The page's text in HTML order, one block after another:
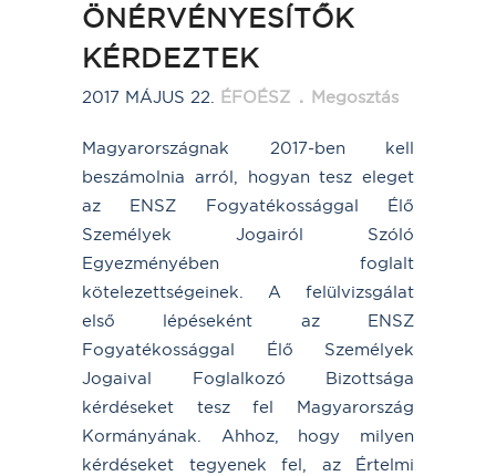
ÖNÉRVÉNYESÍTŐK
KÉRDEZTEK
2017 MÁJUS 22. ÉFOÉSZ Megosztás
Magyarországnak 2017-ben kell
beszámolnia arról, hogyan tesz eleget
az ENSZ Fogyatékossággal Élő
Személyek Jogairól Szóló
Egyezményében foglalt
kötelezettségeinek. A felülvizsgálat
első lépéseként az ENSZ
Fogyatékossággal Élő Személyek
Jogaival Foglalkozó Bizottsága
kérdéseket tesz fel Magyarország
Kormányának. Ahhoz, hogy milyen
kérdéseket tegyenek fel, az Értelmi